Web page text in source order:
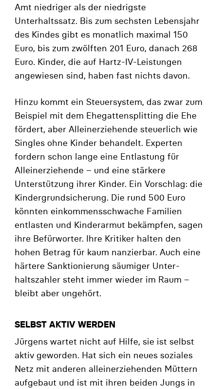
Amt niedriger als der niedrigste
Unterhaltssatz. Bis zum sechsten Lebensjahr
des Kindes gibt es monatlich maximal 150
Euro, bis zum zwölften 201 Euro, danach 268
Euro. Kinder, die auf Hartz-IV-Leistungen
angewiesen sind, haben fast nichts davon.
Hinzu kommt ein Steuersystem, das zwar zum
Beispiel mit dem Ehegattensplitting die Ehe
fördert, aber Alleinerziehende steuerlich wie
Singles ohne Kinder behandelt. Experten
fordern schon lange eine Entlastung für
Alleinerziehende – und eine stärkere
Unterstützung ihrer Kinder. Ein Vorschlag: die
Kindergrundsicherung. Die rund 500 Euro
könnten einkommensschwache Familien
entlasten und Kinderarmut bekämpfen, sagen
ihre Befürworter. Ihre Kritiker halten den
hohen Betrag für kaum nanzierbar. Auch eine
härtere Sanktionierung säumiger Unter-
haltszahler steht immer wieder im Raum –
bleibt aber ungehört.
SELBST AKTIV WERDEN
Jürgens wartet nicht auf Hilfe, sie ist selbst
aktiv geworden. Hat sich ein neues soziales
Netz mit anderen alleinerziehenden Müttern
aufgebaut und ist mit ihren beiden Jungs in